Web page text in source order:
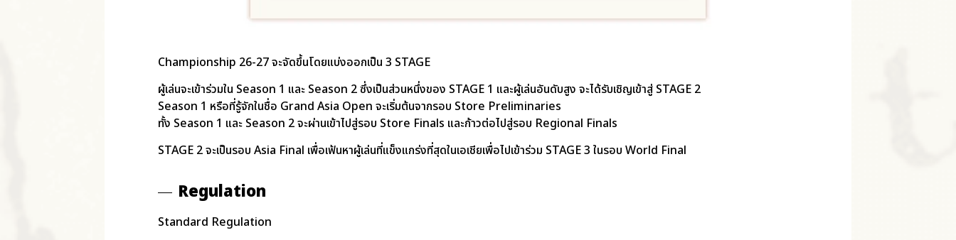
Championship 26-27 จะจัดขึ้นโดยแบ่งออกเป็น 3 STAGE
ผู้เล่นจะเข้าร่วมใน Season 1 และ Season 2 ซึ่งเป็นส่วนหนึ่งของ STAGE 1 และผู้เล่นอันดับสูง จะได้รับเชิญเข้าสู่ STAGE 2
Season 1 หรือที่รู้จักในชื่อ Grand Asia Open จะเริ่มต้นจากรอบ Store Preliminaries
ทั้ง Season 1 และ Season 2 จะผ่านเข้าไปสู่รอบ Store Finals และก้าวต่อไปสู่รอบ Regional Finals
STAGE 2 จะเป็นรอบ Asia Final เพื่อเฟ้นหาผู้เล่นที่แข็งแกร่งที่สุดในเอเชียเพื่อไปเข้าร่วม STAGE 3 ในรอบ World Final
Regulation
Standard Regulation